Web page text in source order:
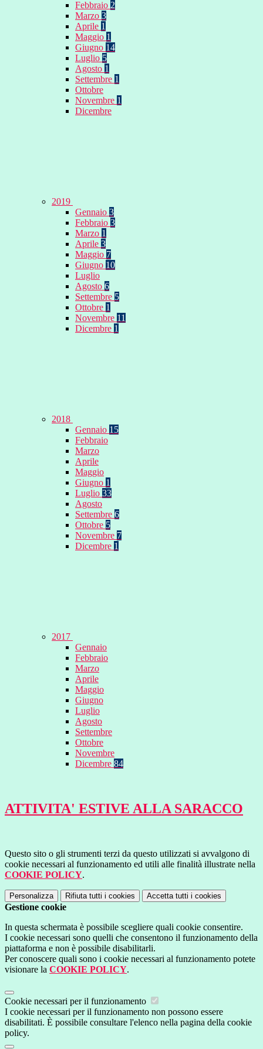
Febbraio 2
Marzo 3
Aprile 1
Maggio 1
Giugno 14
Luglio 5
Agosto 1
Settembre 1
Ottobre
Novembre 1
Dicembre
2019
Gennaio 3
Febbraio 3
Marzo 1
Aprile 3
Maggio 7
Giugno 10
Luglio
Agosto 6
Settembre 5
Ottobre 1
Novembre 11
Dicembre 1
2018
Gennaio 15
Febbraio
Marzo
Aprile
Maggio
Giugno 1
Luglio 33
Agosto
Settembre 6
Ottobre 5
Novembre 7
Dicembre 1
2017
Gennaio
Febbraio
Marzo
Aprile
Maggio
Giugno
Luglio
Agosto
Settembre
Ottobre
Novembre
Dicembre 84
ATTIVITA' ESTIVE ALLA SARACCO
Questo sito o gli strumenti terzi da questo utilizzati si avvalgono di
cookie necessari al funzionamento ed utili alle finalità illustrate nella
COOKIE POLICY.
Personalizza Rifiuta tutti i cookies Accetta tutti i cookies
Gestione cookie
In questa schermata è possibile scegliere quali cookie consentire.
I cookie necessari sono quelli che consentono il funzionamento della
piattaforma e non è possibile disabilitarli.
Per conoscere quali sono i cookie necessari al funzionamento potete
visionare la COOKIE POLICY.
Cookie necessari per il funzionamento
I cookie necessari per il funzionamento non possono essere
disabilitati. È possibile consultare l'elenco nella pagina della cookie
policy.